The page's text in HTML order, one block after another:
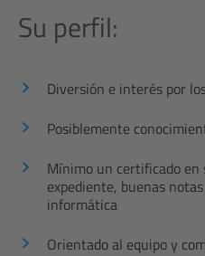
Su perfil:
Diversión e interés por
Posiblemente
Mínimo un certificado en
expediente, buenas
informática
Orientado al equipo y